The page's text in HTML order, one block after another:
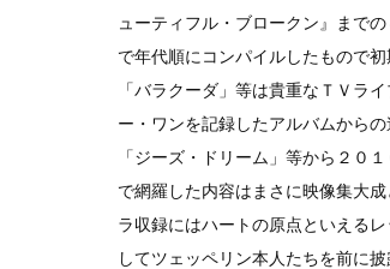
ューティフル・ブロークン』まで
で年代順にコンパイルしたもので
「バラクーダ」等は貴重なＴＶラ
ー・ワンを記録したアルバムから
「ジーズ・ドリーム」等から２０
で網羅した内容はまさに映像集大
ラ収録にはハートの原点といえる
してツェッペリン本人たちを前に